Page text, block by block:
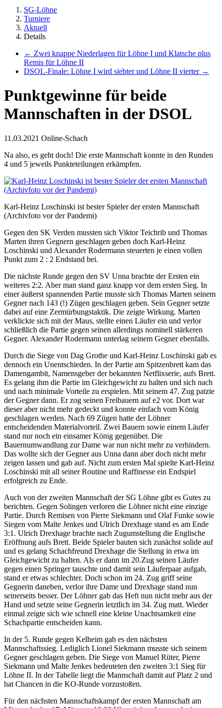
SG-Löhne
Turniere
Aktuell
Details
← Zwei knappe Niederlagen für Löhne I und Klatsche plus
Remis für Löhne II
DSOL-Finale: Löhne I wird siebter und Löhne II vierter →
Punktgewinne für beide
Mannschaften in der DSOL
11.03.2021 Online-Schach
Na also, es geht doch! Die erste Mannschaft konnte in den Runden
4 und 5 jeweils Punkteteilungen erkämpfen.
Karl-Heinz Loschinski ist bester Spieler der ersten Mannschaft
(Archivfoto vor der Pandemi)
Gegen den SK Verden mussten sich Viktor Teichrib und Thomas
Marten ihren Gegnern geschlagen geben doch Karl-Heinz
Loschinski und Alexander Rodermann steuerten je einen vollen
Punkt zum 2 : 2 Endstand bei.
Die nächste Runde gegen den SV Unna brachte der Ersten ein
weiteres 2:2. Aber man stand ganz knapp vor dem ersten Sieg. In
einer äußerst spannenden Partie musste sich Thomas Marten seinem
Gegner nach 143 (!) Zügen geschlagen geben. Sein Gegner setzte
dabei auf eine Zermürbungstaktik. Die zeigte Wirkung. Marten
verklickte sich mit der Maus, stellte einen Läufer ein und verlor
schließlich die Partie gegen seinen allerdings nominell stärkeren
Gegner. Alexander Rodermann unterlag seinem Gegner ebenfalls.
Durch die Siege von Dag Grothe und Karl-Heinz Loschinski gab es
dennoch ein Unentschieden. In der Partie am Spitzenbrett kam das
Damengambit, Namensgeber der bekannten Netflixserie, aufs Brett.
Es gelang ihm die Partie im Gleichgewicht zu halten und sich nach
und nach minimale Vorteile zu erspielen. Mit seinem 47. Zug patzte
der Gegner dann. Er zog seinen Freibauern auf e2 vor. Dort war
dieser aber nicht mehr gedeckt und konnte einfach vom König
geschlagen werden. Nach 69 Zügen hatte der Löhner
entscheidenden Materialvorteil. Zwei Bauern sowie einem Läufer
stand nur noch ein einsamer König gegenüber. Die
Bauernumwandlung zur Dame war nun nicht mehr zu verhindern.
Das wollte sich der Gegner aus Unna dann aber doch nicht mehr
zeigen lassen und gab auf. Nicht zum ersten Mal spielte Karl-Heinz
Loschinski mit all seiner Routine und Raffinesse ein Endspiel
erfolgreich zu Ende.
Auch von der zweiten Mannschaft der SG Löhne gibt es Gutes zu
berichten. Gegen Solingen verloren die Löhner nicht eine einzige
Partie. Durch Remisen von Pierre Siekmann und Olaf Funke sowie
Siegen vom Malte Jenkes und Ulrich Drexhage stand es am Ende
3:1. Ulrich Drexhage brachte nach Zugumstellung die Englische
Eröffnung aufs Brett. Beide Spieler bauten sich zunächst solide auf
und es gelang Schachfreund Drexhage die Stellung in etwa im
Gleichgewicht zu halten. Als er dann im 20.Zug seinen Läufer
gegen einen Springer tauschte und damit sein Läuferpaar aufgab,
stand er etwas schlechter. Doch schon im 24. Zug griff seine
Gegnerin daneben, verlor ihre Dame und Drexhage stand nun
seinerseits besser. Der Löhner gab das Heft nun nicht mehr aus der
Hand und setzte seine Gegnerin letztlich im 34. Zug matt. Wieder
einmal zeigte sich wie schnell eine kleine Unachtsamkeit eine
Schachpartie entscheiden kann.
In der 5. Runde gegen Kelheim gab es den nächsten
Mannschaftssieg. Lediglich Lionel Siekmann musste sich seinem
Gegner geschlagen geben. Die Siege von Manuel Rüter, Pierre
Siekmann und Malte Jenkes bedeuteten den zweiten 3:1 Sieg für
Löhne II. In der Tabelle liegt die Mannschaft damit auf Platz 2 und
hat Chancen in die KO-Runde vorzustoßen.
Für den nächsten Mannschaftskampf der ersten Mannschaft am